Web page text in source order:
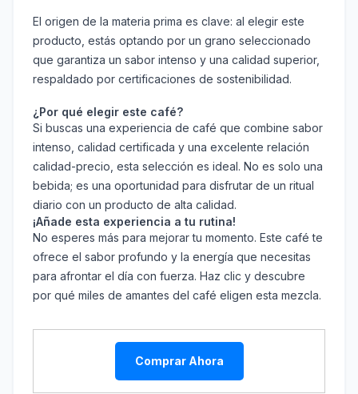
El origen de la materia prima es clave: al elegir este
producto, estás optando por un grano seleccionado
que garantiza un sabor intenso y una calidad superior,
respaldado por certificaciones de sostenibilidad.
¿Por qué elegir este café?
Si buscas una experiencia de café que combine sabor
intenso, calidad certificada y una excelente relación
calidad-precio, esta selección es ideal. No es solo una
bebida; es una oportunidad para disfrutar de un ritual
diario con un producto de alta calidad.
¡Añade esta experiencia a tu rutina!
No esperes más para mejorar tu momento. Este café te
ofrece el sabor profundo y la energía que necesitas
para afrontar el día con fuerza. Haz clic y descubre
por qué miles de amantes del café eligen esta mezcla.
Comprar Ahora